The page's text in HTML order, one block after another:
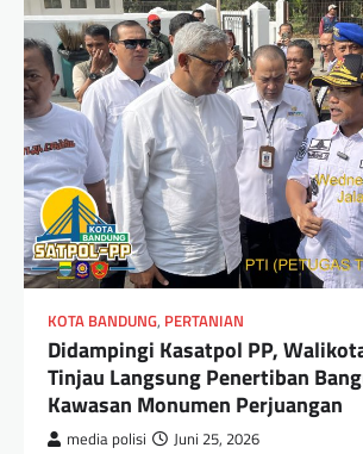
KOTA BANDUNG, PERTANIAN
Didampingi Kasatpol PP,
Tinjau Langsung Penertiban
Kawasan Monumen Perjuangan
media polisi Juni 25, 2026